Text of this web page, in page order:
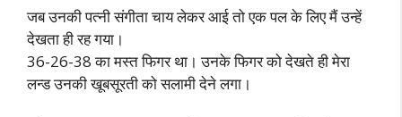
जब उनकी पत्नी संगीता चाय लेकर आई तो एक पल के लिए मैं उन्हें
देखता ही रह गया।
36-26-38 का मस्त फिगर था। उनके फिगर को देखते ही मेरा
लन्ड उनकी खूबसूरती को सलामी देने लगा।